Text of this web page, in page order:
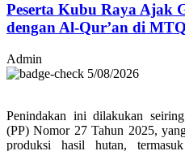
Peserta Kubu Raya Ajak
dengan Al-Qur’an di
Admin
5/08/2026
Penindakan ini dilakukan
(PP) Nomor 27 Tahun 2025,
produksi hasil hutan,